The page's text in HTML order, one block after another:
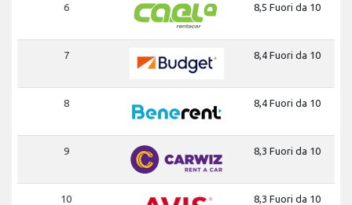
6 8,5 Fuori da 10
7 8,4 Fuori da 10
8 8,4 Fuori da 10
9 8,3 Fuori da 10
10 8,3 Fuori da 10